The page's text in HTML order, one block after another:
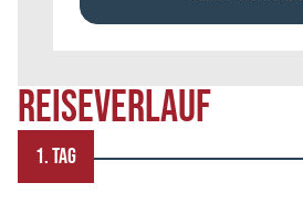
REISEVERLAUF
1. TAG